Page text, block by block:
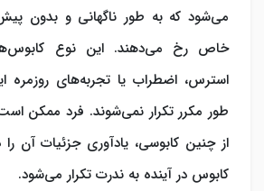
می‌شود که به طور ناگهانی و بدون
خاص رخ می‌دهند. این نوع کابوس‌ها
استرس، اضطراب یا تجربه‌های روزمره
طور مکرر تکرار نمی‌شوند. فرد ممکن
از چنین کابوسی، یادآوری جزئیات آن را
کابوس در آینده به ندرت تکرار می‌شود.